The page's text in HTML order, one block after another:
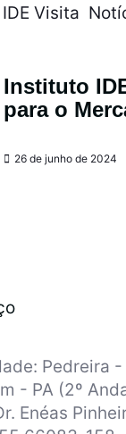
IDE Visita
Instituto
para o
26 de junho de 2024
Pedreira -
- PA (2º
Enéas